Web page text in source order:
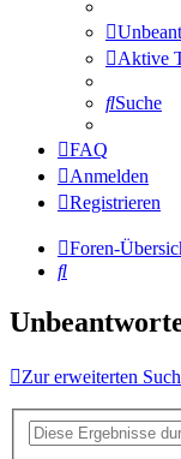
Aktive
Suche
FAQ
Anmelden
Registrieren
Foren-
Suche
Zur erweiterten